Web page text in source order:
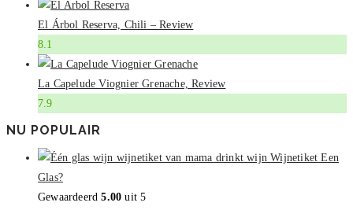
El Árbol Reserva, Chili – Review
8.1
La Capelude Viognier Grenache, Review
7.9
NU POPULAIR
Wijnetiket Een
Glas?
Gewaardeerd5.00 uit 5